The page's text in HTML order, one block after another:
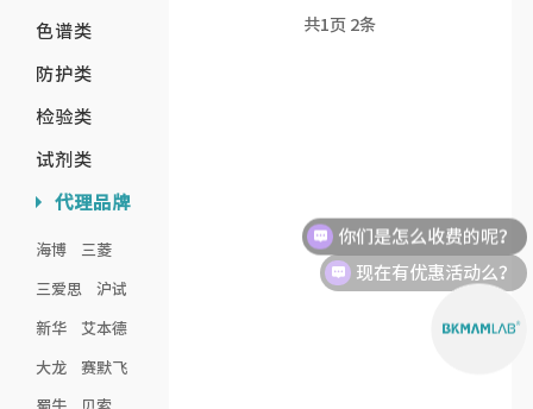
色谱类
防护类
检验类
试剂类
代理品牌
海博 三菱
三爱思 沪试
新华 艾本德
大龙 赛默飞
共1页 2条
你们是怎么收费的呢？
现在有优惠活动么？